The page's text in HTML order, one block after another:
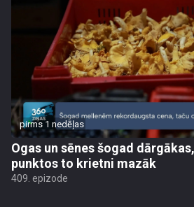
pirms 1 nedēļas
Ogas un sēnes šogad
punktos to krietni mazāk
409. epizode